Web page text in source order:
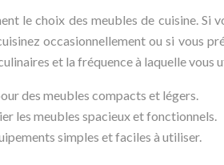
le choix des meubles de cuisine. Si
occasionnellement ou si vous
et la fréquence à laquelle vous
des meubles compacts et légers.
les meubles spacieux et fonctionnels.
simples et faciles à utiliser.